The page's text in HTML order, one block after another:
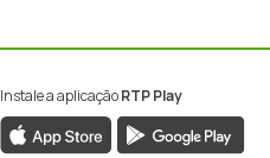
Instale a aplicaçãoRTP Play